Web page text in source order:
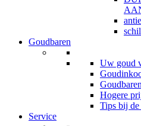
Goudbaren
Uw goud
Hogere
Tips bij
Service